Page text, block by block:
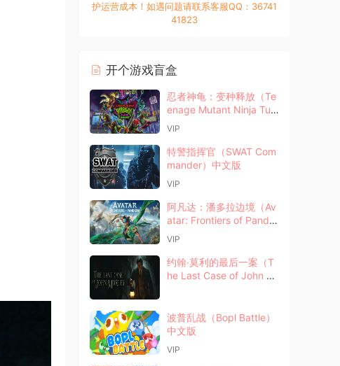
护运营成本！如遇问题请联系客服QQ：36741
41823
开个游戏盲盒
忍者神龟：变种释放（Te
enage Mutant Ninja Turt
les Mutants Unleashe
VIP
特警指挥官（SWAT Com
mander）中文版
VIP
阿凡达：潘多拉边境（Av
atar: Frontiers of Pandor
a）中文版
VIP
约翰·莫利的最后一案（T
he Last Case of John M
波普乱战（Bopl Battle）
中文版
VIP